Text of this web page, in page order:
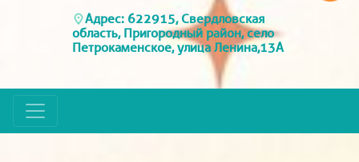
Адрес: 622915, Свердловская
область, Пригородный район, село
Петрокаменское, улица Ленина,13А